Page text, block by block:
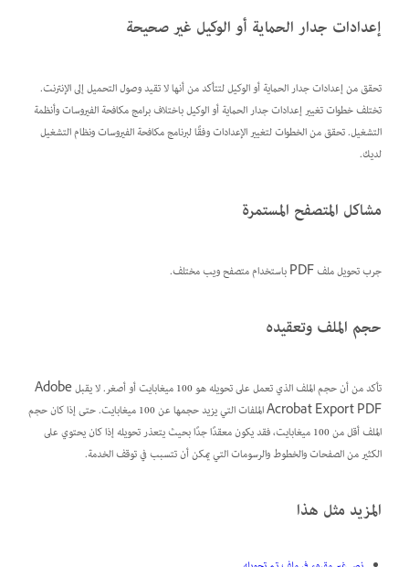
إعدادات جدار الحماية أو الوكيل غير صحيحة
تحقق من إعدادات جدار الحماية أو الوكيل لتتأكد من أنها لا تقيد وصول التحميل إلى الإنترنت.
تختلف خطوات تغيير إعدادات جدار الحماية أو الوكيل باختلاف برامج مكافحة الفيروسات وأنظمة
التشغيل. تحقق من الخطوات لتغيير الإعدادات وفقًا لبرنامج مكافحة الفيروسات ونظام التشغيل
لديك.
مشاكل المتصفح المستمرة
جرب تحويل ملف PDF باستخدام متصفح ويب مختلف.
حجم الملف وتعقيده
تأكد من أن حجم الملف الذي تعمل على تحويله هو 100 ميغابايت أو أصغر. لا يقبل Adobe
Acrobat Export PDF الملفات التي يزيد حجمها عن 100 ميغابايت. حتى إذا كان حجم
الملف أقل من 100 ميغابايت، فقد يكون معقدًا جدًا بحيث يتعذر تحويله إذا كان يحتوي على
الكثير من الصفحات والخطوط والرسومات التي يمكن أن تتسبب في توقف الخدمة.
المزيد مثل هذا